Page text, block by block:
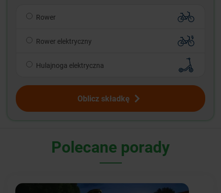
Rower
Rower elektryczny
Hulajnoga elektryczna
Oblicz składkę
Polecane porady